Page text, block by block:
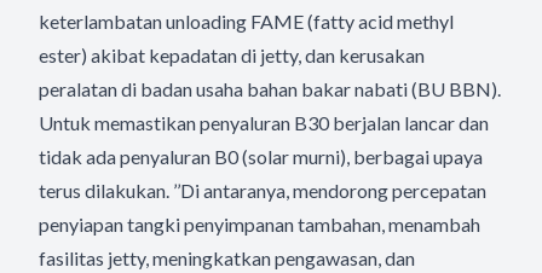
keterlambatan unloading FAME (fatty acid methyl
ester) akibat kepadatan di jetty, dan kerusakan
peralatan di badan usaha bahan bakar nabati (BU BBN).
Untuk memastikan penyaluran B30 berjalan lancar dan
tidak ada penyaluran B0 (solar murni), berbagai upaya
terus dilakukan. ’’Di antaranya, mendorong percepatan
penyiapan tangki penyimpanan tambahan, menambah
fasilitas jetty, meningkatkan pengawasan, dan